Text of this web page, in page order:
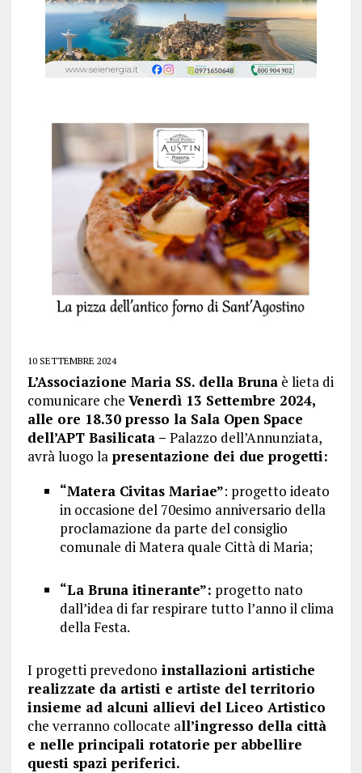
10 SETTEMBRE 2024
L’Associazione Maria SS. della Brunaè lieta di
comunicare che Venerdì 13 Settembre 2024,
alle ore 18.30 presso la Sala Open Space
dell’APT Basilicata – Palazzo dell’Annunziata,
avrà luogo lapresentazione dei due progetti:
“Matera Civitas Mariae”: progetto ideato
in occasione del 70esimo anniversario della
proclamazione da parte del consiglio
comunale di Matera quale Città di Maria;
“La Bruna itinerante”: progetto nato
dall’idea di far respirare tutto l’anno il clima
della Festa.
I progetti prevedono installazioni artistiche
realizzate da artisti e artiste del territorio
insieme ad alcuni allievi del Liceo Artistico
che verranno collocate all’ingresso della città
e nelle principali rotatorie per abbellire
questi spazi periferici.